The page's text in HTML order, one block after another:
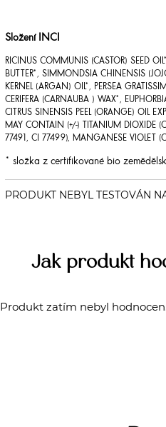
Složení INCI
RICINUS COMMUNIS (CASTOR) SEED
BUTTER*, SIMMONDSIA CHINENSIS
KERNEL (ARGAN) OIL*, PERSEA
CERIFERA (CARNAUBA ) WAX*,
CITRUS SINENSIS PEEL (ORANGE) OIL
MAY CONTAIN (+/-) TITANIUM DIOXIDE
77491, CI 77499), MANGANESE VIOLET
* složka z certifikované bio
Jak produkt
Produkt zatím nebyl